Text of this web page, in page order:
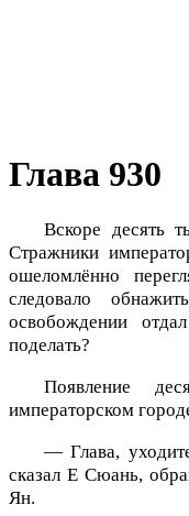
Глава 930
Вскоре десять
Стражники
ошеломлённо
следовало
освобождении
поделать?
Появление
императорском
— Глава,
сказал Е Сюань,
Ян.